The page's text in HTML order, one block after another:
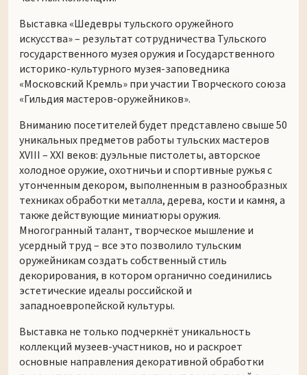
Выставка «Шедевры тульского оружейного
искусства» – результат сотрудничества Тульского
государственного музея оружия и Государственного
историко-культурного музея-заповедника
«Московский Кремль» при участии Творческого союза
«Гильдия мастеров-оружейников».
Вниманию посетителей будет представлено свыше 50
уникальных предметов работы тульских мастеров
XVIII – XXI веков: дуэльные пистолеты, авторское
холодное оружие, охотничьи и спортивные ружья с
утонченным декором, выполненным в разнообразных
техниках обработки металла, дерева, кости и камня, а
также действующие миниатюры оружия.
Многогранный талант, творческое мышление и
усердный труд – все это позволило тульским
оружейникам создать собственный стиль
декорирования, в котором органично соединились
эстетические идеалы российской и
западноевропейской культуры.
Выставка не только подчеркнёт уникальность
коллекций музеев-участников, но и раскроет
основные направления декоративной обработки